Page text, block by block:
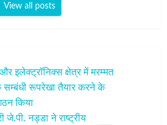
View all posts
इलेक्ट्रॉनिक्स क्षेत्र में मरम्मत
सम्बंधी रूपरेखा तैयार करने के
किया
जे.पी. नड्डा ने राष्ट्रीय